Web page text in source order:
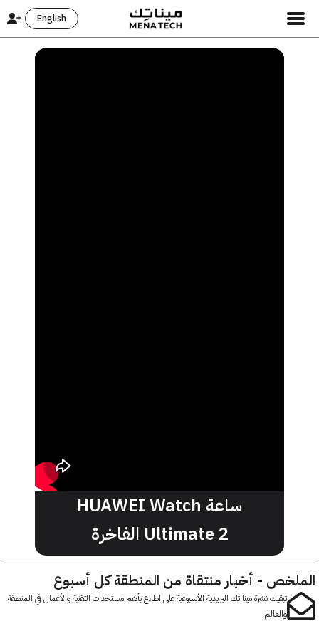
English
ساعة HUAWEI Watch
Ultimate 2 الفاخرة
- أخبار منتقاة من المنطقة كل أسبوع
تبقيك نشرة مينا تك البريدية الأسبوعية على اطلاع بأهم مستجدات التقنية والأعمال في المنطقة
والعالم.